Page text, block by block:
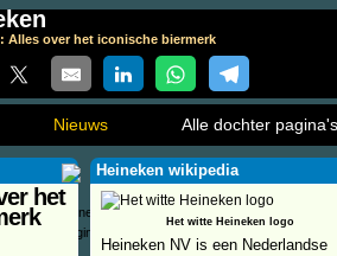
Alles over het iconische biermerk
Nieuws Alle dochter pagina's
het
Heineken wikipedia
Het witte Heineken logo
Heineken NV is een Nederlandse